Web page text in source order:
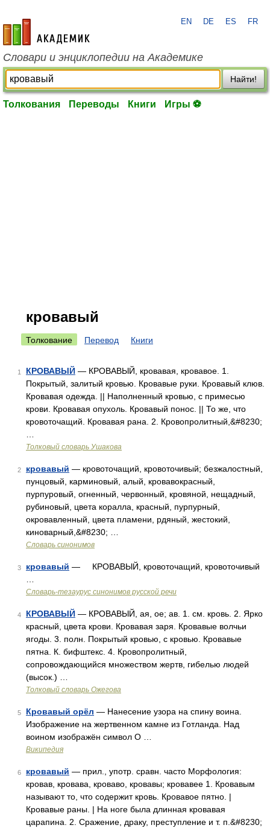
academic.ru
EN DE ES FR
Словари и энциклопедии на Академике
Найти!
Толкования Переводы Книги Игры ⚽
кровавый
Толкование Перевод Книги
1 КРОВАВЫЙ — КРОВАВЫЙ, кровавая, кровавое. 1.
Покрытый, залитый кровью. Кровавые руки. Кровавый клюв.
Кровавая одежда. || Наполненный кровью, с примесью
крови. Кровавая опухоль. Кровавый понос. || То же, что
кровоточащий. Кровавая рана. 2. Кровопролитный,&#8230;
Толковый словарь Ушакова
2 кровавый — кровоточащий, кровоточивый; безжалостный,
пунцовый, карминовый, алый, кровавокрасный,
пурпуровый, огненный, червонный, кровяной, нещадный,
рубиновый, цвета коралла, красный, пурпурный,
окровавленный, цвета пламени, рдяный, жестокий,
киноварный,&#8230; …
Словарь синонимов
3 кровавый — КРОВАВЫЙ, кровоточащий, кровоточивый
Словарь-тезаурус синонимов русской речи
4 КРОВАВЫЙ — КРОВАВЫЙ, ая, ое; ав. 1. см. кровь. 2. Ярко
красный, цвета крови. Кровавая заря. Кровавые волчьи
ягоды. 3. полн. Покрытый кровью, с кровью. Кровавые
пятна. К. бифштекс. 4. Кровопролитный,
сопровождающийся множеством жертв, гибелью людей
(высок.) …
Толковый словарь Ожегова
5 Кровавый орёл — Нанесение узора на спину воина.
Изображение на жертвенном камне из Готланда. Над
воином изображён символ О …
Википедия
6 кровавый — прил., употр. сравн. часто Морфология:
кровав, кровава, кроваво, кровавы; кровавее 1. Кровавым
называют то, что содержит кровь. Кровавое пятно. |
Кровавые раны. | На ноге была длинная кровавая
царапина. 2. Сражение, драку, преступление и т. п.&#8230;